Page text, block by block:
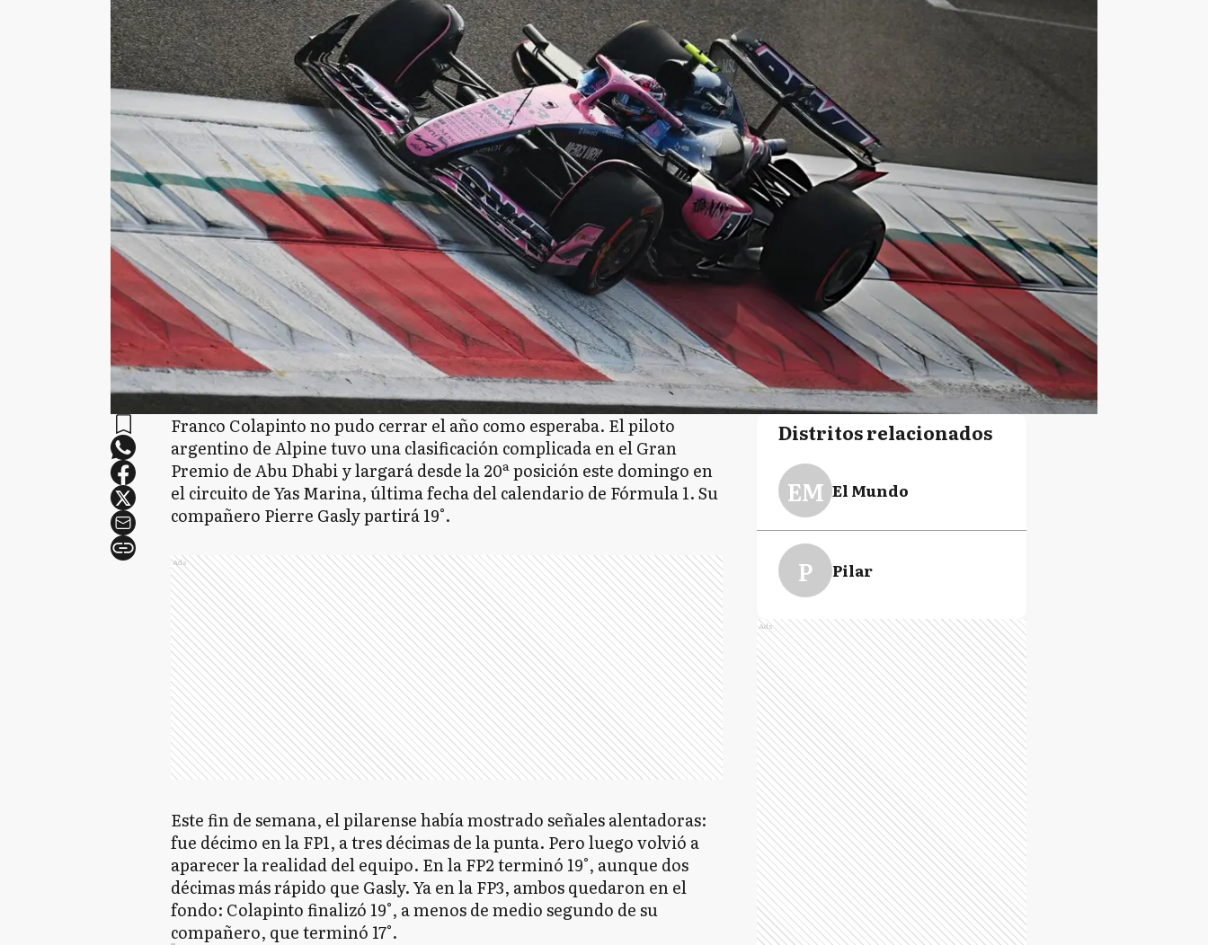
Franco Colapinto no pudo cerrar el año como esperaba. El piloto
argentino de Alpine tuvo una clasificación complicada en el Gran
Premio de Abu Dhabi y largará desde la 20ª posición este domingo en
el circuito de Yas Marina, última fecha del calendario de Fórmula 1. Su
compañero Pierre Gasly partirá 19°.
Ads
Este fin de semana, el pilarense había mostrado señales alentadoras:
fue décimo en la FP1, a tres décimas de la punta. Pero luego volvió a
aparecer la realidad del equipo. En la FP2 terminó 19°, aunque dos
décimas más rápido que Gasly. Ya en la FP3, ambos quedaron en el
fondo: Colapinto finalizó 19°, a menos de medio segundo de su
compañero, que terminó 17°.
Distritos relacionados
EM El Mundo
P Pilar
Ads